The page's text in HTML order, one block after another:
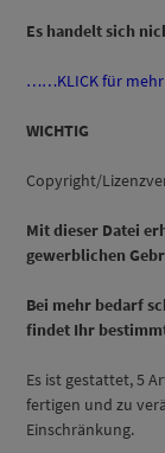
Es handelt sich
……KLICK für
WICHTIG
Copyright/
Mit dieser Datei
gewerblichen
Bei mehr bedarf
findet Ihr
Es ist gestattet, 5
fertigen und zu
Einschränkung.